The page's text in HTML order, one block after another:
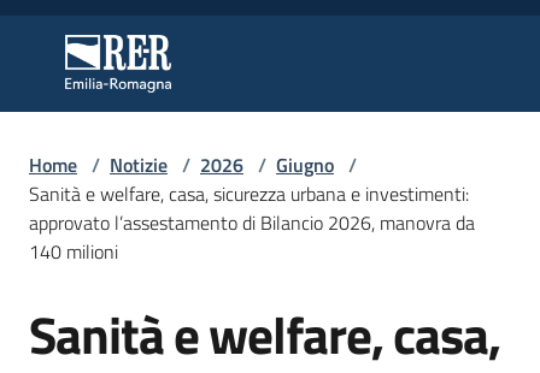
Regione Emilia-Romagna
Regione Emilia-Romagna
Regione
Home / Notizie / 2026 / Giugno /
Sanità e welfare, casa, sicurezza urbana e investimenti:
approvato l’assestamento di Bilancio 2026, manovra da
140 milioni
Salta al contenuto
Sanità e welfare, casa,